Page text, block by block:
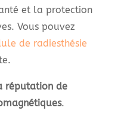
et la protection
Vous pouvez
de radiesthésie
réputation de
.